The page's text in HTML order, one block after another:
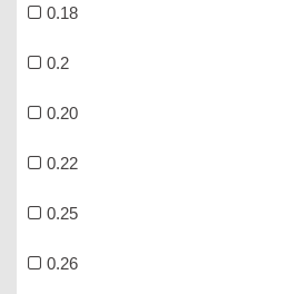
0.18
0.2
0.20
0.22
0.25
0.26